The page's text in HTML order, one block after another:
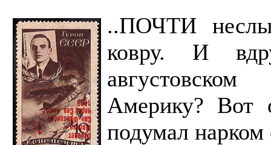
..ПОЧТИ
ковру. И
Америку? Вот
подумал нарком